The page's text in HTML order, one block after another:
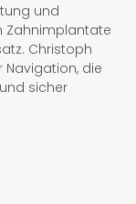
und
Zahnimplantate
Christoph
die
sicher